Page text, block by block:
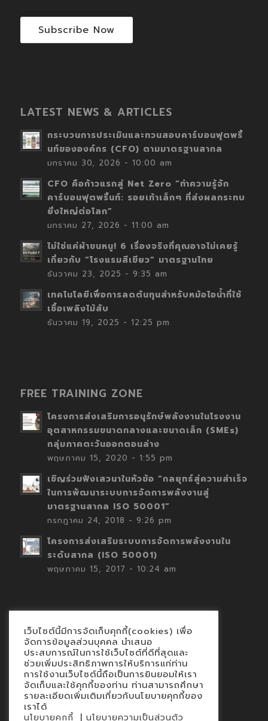
Subscribe Now
LATEST NEWS & ARTICLES
กระบวนการประเมินและทวนสอบคาร์บอนฟุตพริ้
นท์ขององค์กร (CFO) ตามมาตรฐานสากล
มกราคม 30, 2026 - 10:00 am
CFO คือก้าวแรกสู่ Net Zero “ทำความรู้จัก
คาร์บอนฟุตพริ้นท์: รอยเท้าเล็กๆ ที่ส่งผลกระทบ
ยิ่งใหญ่ต่อโลก”
มกราคม 27, 2026 - 11:00 am
ไม่ใช่แค่ผ้าขนหนู! 6 เรื่องจริงที่คุณอาจไม่เคยรู้
เกี่ยวกับ “โรงแรมสีเขียว” มาตรฐานไทย
ธันวาคม 23, 2025 - 9:35 am
เทคโนโลยีเพื่อการลดต้นทุนสำหรับหม้อไอน้ำที่ใช้
เชื้อเพลิงไม้สับ
ธันวาคม 19, 2025 - 12:25 pm
FREE TRAINING ZONE
โครงการส่งเสริมการอนุรักษ์พลังงานในโรงงาน
อุตสาหกรรมขนาดกลางและขนาดเล็ก (SMEs)
กลุ่มภาคตะวันออกตอนล่าง
พฤษภาคม 15, 2020 - 1:55 pm
เชิญร่วมฟังเสวนาในหัวข้อ “กลยุทธ์สู่ความสำเร็จ
ในการพัฒนาระบบการจัดการพลังงานสู่
มาตรฐานสากล ISO 50001”
กรกฎาคม 24, 2018 - 9:26 pm
โครงการส่งเสริมระบบการจัดการพลังงานใน
ระดับสากล (ISO 50001)
พฤษภาคม 15, 2017 - 10:24 am
Contact
นโยบายคุกกี้
นโยบายข้อมูลส่วนบุคคล
เว็บไซต์นี้มีการจัดเก็บคุกกี้(cookies) เพื่อ
จัดการข้อมูลส่วนบุคคล นำเสนอ
ประสบการณ์ในการใช้เว็บไซต์ที่ดีที่สุดและ
ช่วยเพิ่มประสิทธิภาพการให้บริการแก่ท่าน
การใช้งานเว็บไซต์นี้ถือเป็นการยินยอมให้เรา
จัดเก็บและใช้คุกกี้ของท่าน ท่านสามารถศึกษา
รายละเอียดเพิ่มเติมเกี่ยวกับนโยบายคุกกี้ของ
เราได้
นโยบายคุกกี้ | นโยบายความเป็นส่วนตัว